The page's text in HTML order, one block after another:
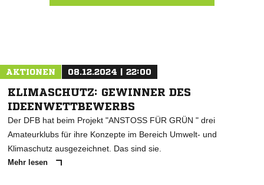
AKTIONEN 08.12.2024 | 22:00
KLIMASCHUTZ: GEWINNER DES
IDEENWETTBEWERBS
Der DFB hat beim Projekt "ANSTOSS FÜR GRÜN " drei
Amateurklubs für ihre Konzepte im Bereich Umwelt- und
Klimaschutz ausgezeichnet. Das sind sie.
Mehr lesen